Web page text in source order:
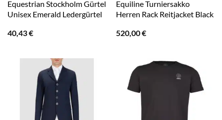
Equestrian Stockholm Gürtel
Unisex Emerald Ledergürtel
40,43€
Equiline Turniersakko
Herren Rack Reitjacket Black
520,00€